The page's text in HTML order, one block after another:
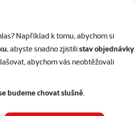
Například k tomu, abychom si
, abyste snadno zjistilistav objednávky
abychom vás neobtěžovali
budeme chovat slušně.
93%, počet hodnocení: 6